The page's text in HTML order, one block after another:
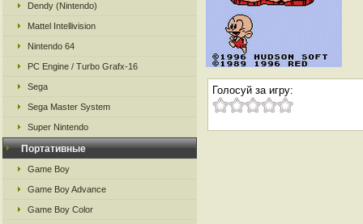
Dendy (Nintendo)
Mattel Intellivision
Nintendo 64
PC Engine / Turbo Grafx-16
Sega
Sega Master System
Super Nintendo
Портативные
Game Boy
Game Boy Advance
Game Boy Color
Голосуй за игру: